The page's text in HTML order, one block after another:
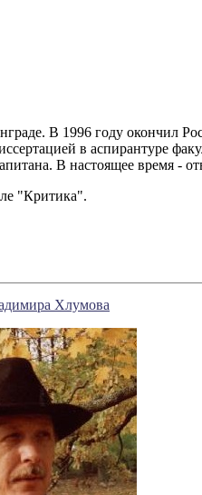
В 1996 году окончил
в аспирантуре
В настоящее время -
"Критика".
Хлумова